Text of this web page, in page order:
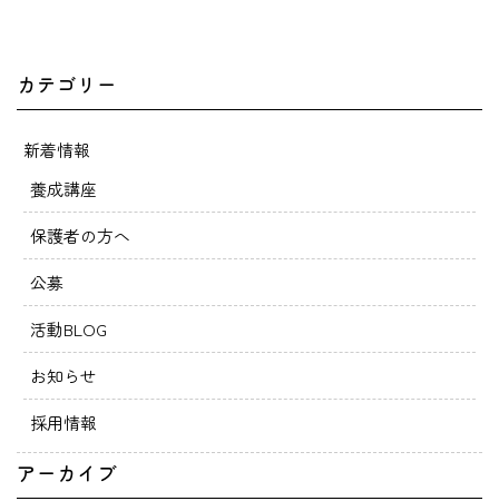
カテゴリー
新着情報
養成講座
保護者の方へ
公募
活動BLOG
お知らせ
採用情報
アーカイブ